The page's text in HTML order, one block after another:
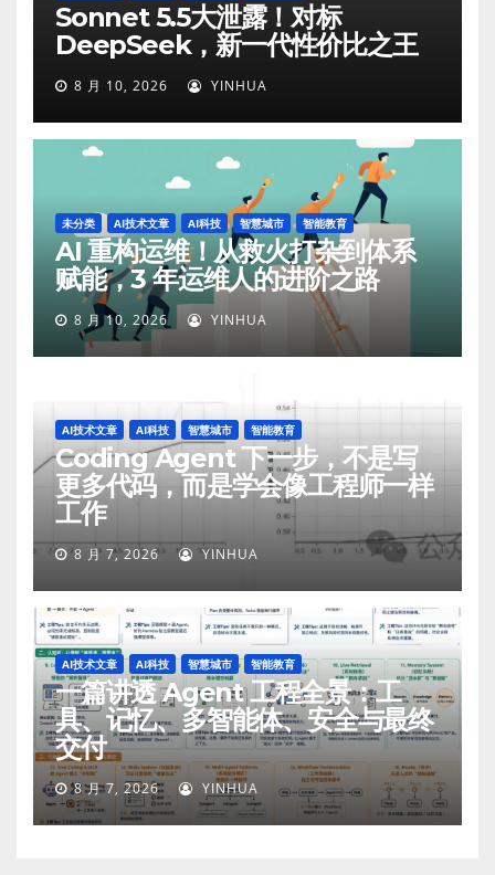
Sonnet 5.5大泄露！对标
DeepSeek，新一代性价比之王
8 月 10, 2026 YINHUA
未分类 AI技术文章 AI科技 智慧城市 智能教育
AI 重构运维！从救火打杂到体系
赋能，3 年运维人的进阶之路
8 月 10, 2026 YINHUA
AI技术文章 AI科技 智慧城市 智能教育
Coding Agent 下一步，不是写
更多代码，而是学会像工程师一样
工作
8 月 7, 2026 YINHUA
AI技术文章 AI科技 智慧城市 智能教育
一篇讲透 Agent 工程全景：工
具、记忆、多智能体、安全与最终
交付
8 月 7, 2026 YINHUA